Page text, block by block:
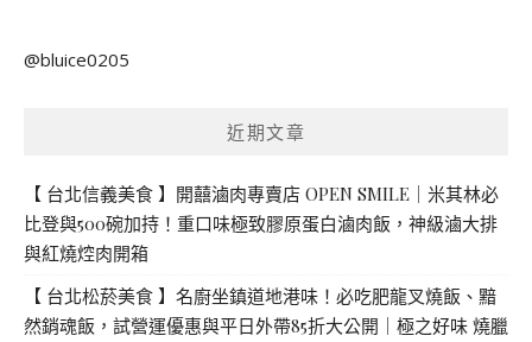
鍵
@bluice0205
近期文章
【 台北信義美食 】開囍滷肉專賣店 OPEN SMILE｜米其林必
比登與500碗加持！重口味極致膠原蛋白滷肉飯，神級滷大排
與紅燒焢肉開箱
【 台北松菸美食 】名廚坐鎮道地港味！必吃肥龍叉燒飯、黯
然銷魂飯，試營運優惠與平日外帶85折大公開｜極之好味 燒臘